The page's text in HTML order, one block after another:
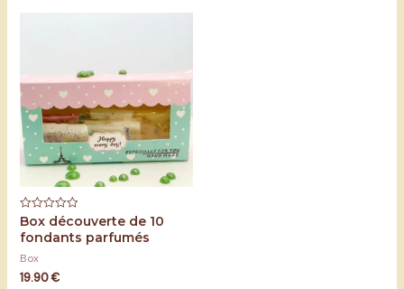
Note
0
sur
Box découverte de 10
fondants parfumés
Box
19.90€